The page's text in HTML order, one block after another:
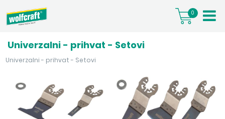
0
Univerzalni - prihvat - Setovi
Univerzalni - prihvat - Setovi